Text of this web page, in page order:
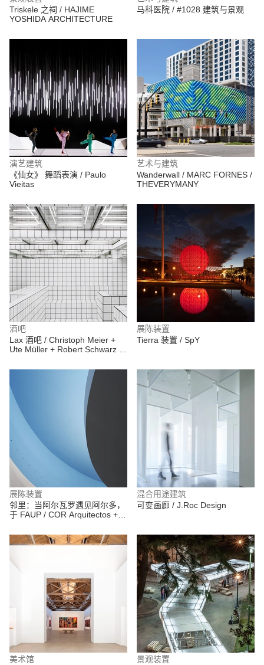
Triskele 之祠 / HAJIME
YOSHIDA ARCHITECTURE
马科医院 / #1028 建筑与景观
演艺建筑
《仙女》 舞蹈表演 / Paulo
Vieitas
艺术与建筑
Wanderwall / MARC FORNES /
THEVERYMANY
酒吧
Lax 酒吧 / Christoph Meier +
Ute Müller + Robert Schwarz +
展陈装置
Tierra 装置 / SpY
展陈装置
邻里：当阿尔瓦罗遇见阿尔多，
于 FAUP / COR Arquitectos +
混合用途建筑
可变画廊 / J.Roc Design
美术馆
景观装置